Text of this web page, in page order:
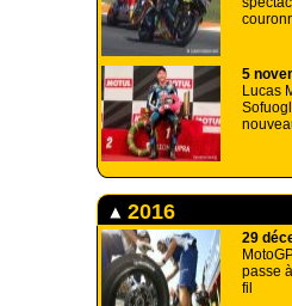
5
Lucas
2016
29
passe
fil